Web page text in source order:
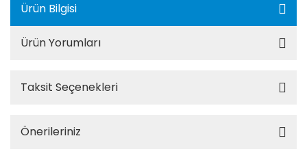
Ürün Bilgisi
Ürün Yorumları
Taksit Seçenekleri
Önerileriniz